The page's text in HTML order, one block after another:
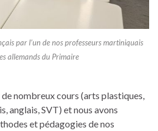
par l’un de nos professeurs martiniquais
allemands du Primaire
nombreux cours (arts plastiques,
anglais, SVT) et nous avons
et pédagogies de nos